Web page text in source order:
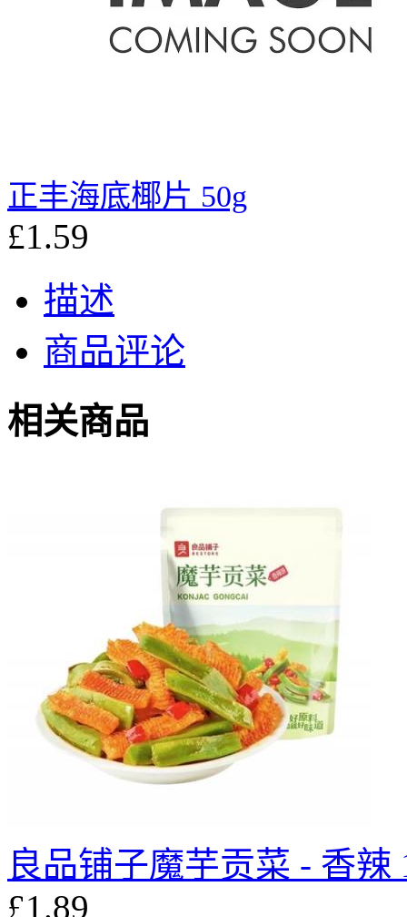
正丰海底椰片 50g
£1.59
描述
商品评论
相关商品
良品铺子魔芋贡菜 - 香辣
£1.89